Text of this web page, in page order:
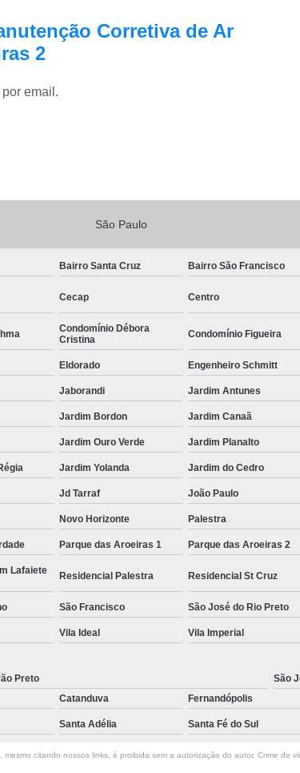
Sistema de Climatização Vrf
Corretiva de Ar
2
email.
São Paulo
Bairro Santa Cruz Bairro São Francisco
Cecap Centro
Condomínio Débora
Cristina
Condomínio Figueira
Eldorado Engenheiro Schmitt
Jaborandi Jardim Antunes
Jardim Bordon Jardim Canaã
Jardim Ouro Verde Jardim Planalto
Jardim Yolanda Jardim do Cedro
Jd Tarraf João Paulo
Novo Horizonte Palestra
Parque das Aroeiras 1 Parque das Aroeiras 2
Lafaiete
Residencial Palestra Residencial St Cruz
São Francisco São José do Rio Preto
Vila Ideal Vila Imperial
Preto
São
Catanduva Fernandópolis
Santa Adélia Santa Fé do Sul
citando nossos links, é proibida sem a autorização do autor. Crime de